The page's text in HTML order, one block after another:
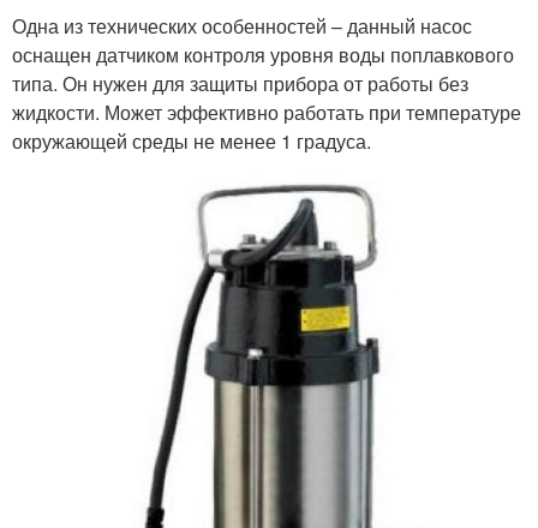
Одна из технических особенностей – данный насос
оснащен датчиком контроля уровня воды поплавкового
типа. Он нужен для защиты прибора от работы без
жидкости. Может эффективно работать при температуре
окружающей среды не менее 1 градуса.